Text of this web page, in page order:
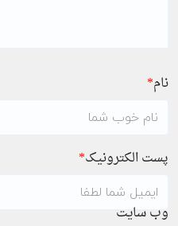
نام*
پست الکترونیک*
وب سایت